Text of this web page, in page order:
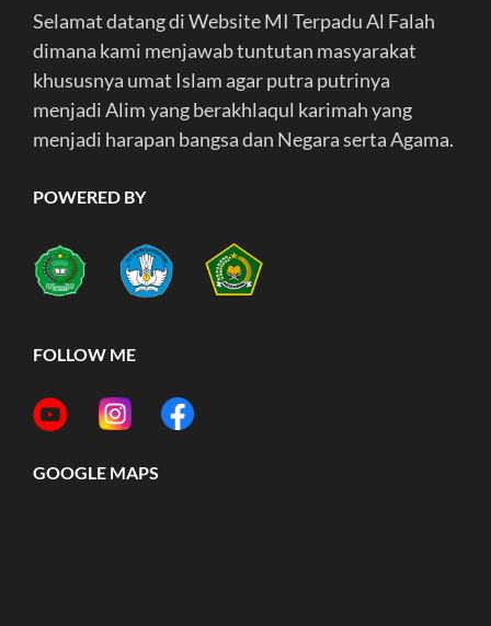
Selamat datang di Website MI Terpadu Al Falah
dimana kami menjawab tuntutan masyarakat
khususnya umat Islam agar putra putrinya
menjadi Alim yang berakhlaqul karimah yang
menjadi harapan bangsa dan Negara serta Agama.
POWERED BY
FOLLOW ME
GOOGLE MAPS